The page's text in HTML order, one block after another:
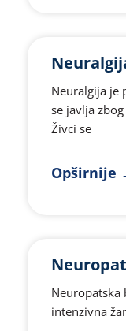
Neuralgija je
se javlja
Živci se
Opširnije
Neuropatska
intenzivna